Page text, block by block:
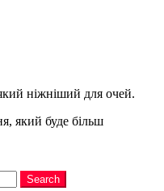
ніжніший для очей.
який буде більш
Search